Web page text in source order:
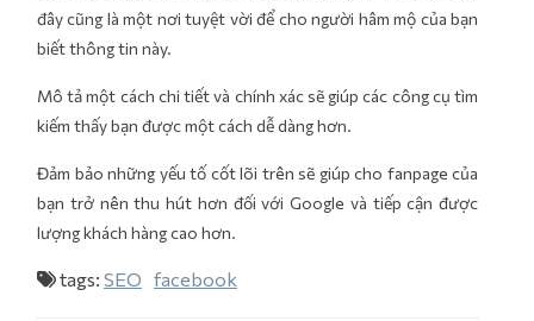
đây cũng là một nơi tuyệt vời để cho người hâm mộ của bạn
biết thông tin này.
Mô tả một cách chi tiết và chính xác sẽ giúp các công cụ tìm
kiếm thấy bạn được một cách dễ dàng hơn.
Đảm bảo những yếu tố cốt lõi trên sẽ giúp cho fanpage của
bạn trở nên thu hút hơn đối với Google và tiếp cận được
lượng khách hàng cao hơn.
tags: SEO facebook